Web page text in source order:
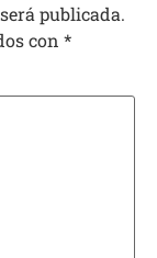
publicada.
con *